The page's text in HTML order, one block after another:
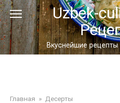
Перейти
к
контенту
Uzbek-
Вкуснейшие
Главная » Десерты